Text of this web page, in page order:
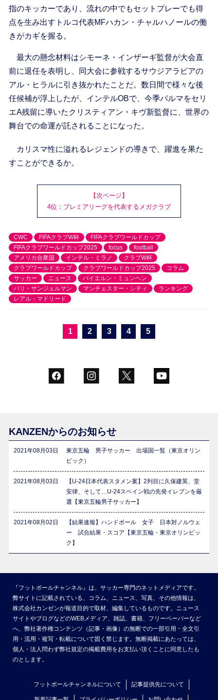
指のキッカーであり、流れの中でもセットプレーでも得
点を生み出すトルコ代表MFハカン・チャルハノールの働
きがカギを握る。
最大の懸念材料はシモーネ・インザーギ監督が大会直
前に退任を表明し、同大会に参戦するサウジアラビアの
アル・ヒラルに引き抜かれたことだ。数日間で様々な後
任候補が浮上したが、インテルOBで、今季パルマをセリ
エA残留に導いたクリスティアン・キヴ新監督に、世界の
舞台での命運が託されることになった。
カリスマ性に溢れるレジェンドの導きで、躍進を果た
すことができるか。
【次ページ】
4位：プレミアリーグを代表するメガクラブ
CWC FIFAクラブW杯
FIFAクラブワールドカップ
FIFAクラブワールドカップ2025
focus
football
アメリカ合衆国
インテル・ミラノ
クラブW杯
クラブワールドカップ
クラブワールドカップ2025
コラム
サッカー
ニュース
バイエルン・ミュンヘン
パリ・サンジェルマン
マンチェスター・シティ
ランキング
レアル・マドリード
1 2 3 4 5
KANZENからのお知らせ
2021年08月03日
東京五輪 男子サッカー 出場国一覧（東京オリン
ピック）
2021年08月03日
【U-24日本代表スタメン案】2列目に久保建英、堂
安律、そして…U-24スペイン戦の先発イレブンを厳
選【東京五輪男子サッカー】
2021年08月02日
【結果速報】ハンドボール 女子 日本対ノルウェ
ー 試合結果・スコア【東京五輪・東京オリンピッ
ク】
『フットボールチャンネル』は、サッカー専門のネットメディアです。
弊サイトに記載されている、コラム、ニュース、写真、その他情報は、
株式会社カンゼンが報道目的で取材、編集しているものです。ニュース
サイトやブログなどのWEBメディア、雑誌、書籍、フリーペーパーなど
へ、弊社著作権コンテンツ（記事・画像）の無断での一部引用・全文引
用・流用・複写・転載について固く禁じます。無断掲載にあたっては、
個人・法人問わず弊社規定の掲載費用をお支払い頂くことに同意したも
のとします。
フットボールチャンネルについて 記事提供先について